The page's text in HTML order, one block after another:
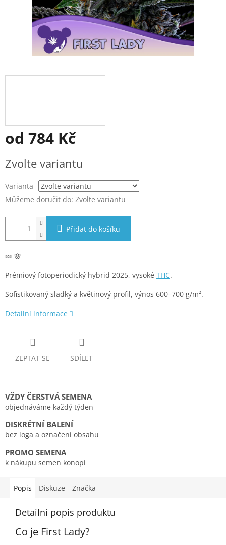
od 784 Kč
cena:
Zvolte variantu
Varianta
Můžeme doručit do: Zvolte variantu
Přidat do košíku
🍬 🌸
Prémiový fotoperiodický hybrid 2025, vysoké THC.
Sofistikovaný sladký a květinový profil, výnos 600–700 g/m².
Detailní informace
ZEPTAT SE SDÍLET
VŽDY ČERSTVÁ SEMENA
objednáváme každý týden
DISKRÉTNÍ BALENÍ
bez loga a označení obsahu
PROMO SEMENA
k nákupu semen konopí
Popis Diskuze Značka
Detailní popis produktu
Co je First Lady?